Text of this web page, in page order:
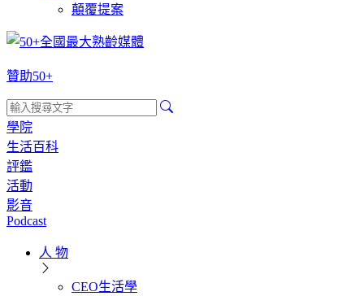
顛覆提案
贊助50+
學院
生活百科
評鑑
活動
影音
Podcast
人 物
CEO生活學